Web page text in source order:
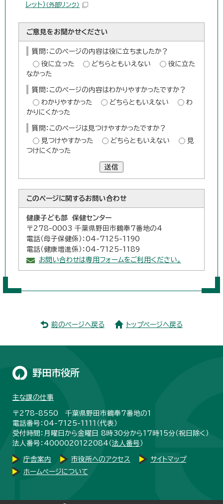
レット） （外部リンク）
ご意見をお聞かせください
質問：このページの内容は役に立ちましたか？
役に立った
どちらともいえない
役に立た
なかった
質問：このページの内容はわかりやすかったですか？
わかりやすかった
どちらともいえない
わ
かりにくかった
質問：このページは見つけやすかったですか？
見つけやすかった
どちらともいえない
見
つけにくかった
送信
このページに関するお問い合わせ
健康子ども部 保健センター
〒278-0003 千葉県野田市鶴奉7番地の4
電話（母子保健係）：04-7125-1190
電話（健康増進係）：04-7125-1189
お問い合わせは専用フォームをご利用ください。
前のページへ戻る トップページへ戻る
野田市役所
主な課の仕事
〒278-8550 千葉県野田市鶴奉7番地の1
電話番号：04-7125-1111（代表）
受付時間：月曜日から金曜日 8時30分から17時15分（祝日除く）
法人番号：4000020122084（法人番号 ）
庁舎案内 市役所へのアクセス
サイトマップ
ホームページについて